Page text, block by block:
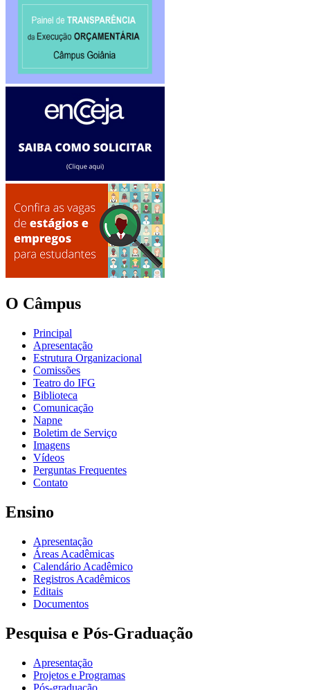
O Câmpus
Principal
Apresentação
Estrutura Organizacional
Comissões
Teatro do IFG
Biblioteca
Comunicação
Napne
Boletim de Serviço
Imagens
Vídeos
Perguntas Frequentes
Contato
Ensino
Apresentação
Áreas Acadêmicas
Calendário Acadêmico
Registros Acadêmicos
Editais
Documentos
Pesquisa e Pós-Graduação
Apresentação
Projetos e Programas
Pós-graduação